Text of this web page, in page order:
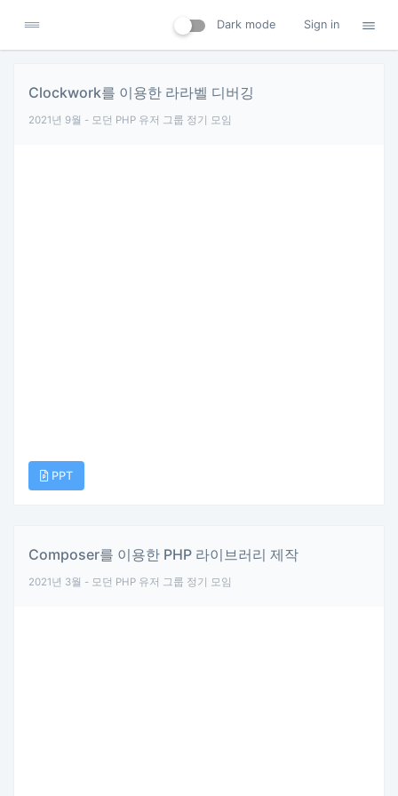
Dark mode Sign in
Clockwork를 이용한 라라벨 디버깅
2021년 9월 - 모던 PHP 유저 그룹 정기 모임
PPT
Composer를 이용한 PHP 라이브러리 제작
2021년 3월 - 모던 PHP 유저 그룹 정기 모임